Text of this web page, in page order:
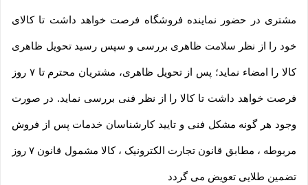
مشتری در حضور نماینده فروشگاه فرصت خواهد داشت تا کالای
خود را از نظر سلامت ظاهری بررسی و سپس رسید تحویل ظاهری
کالا را امضاء نماید؛ پس از تحویل ظاهری، مشتریان محترم تا ۷ روز
فرصت خواهد داشت تا کالا را از نظر فنی بررسی نماید. در صورت
وجود هر گونه مشکل فنی و تایید کارشناسان خدمات پس از فروش
مربوطه ، مطابق قانون تجارت الکترونیک ، کالا مشمول قانون ۷ روز
تضمین طلایی تعویض می گردد